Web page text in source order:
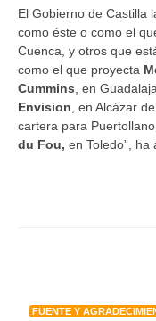
El Gobierno de Castilla
como éste o como el
Cuenca, y otros que
como el que proyecta
Cummins , en
Envision , en Alcázar
cartera para
du Fou, en Toledo”, ha
FUENTE Y